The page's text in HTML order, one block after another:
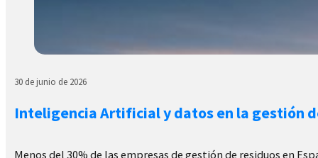
30 de junio de 2026
Inteligencia Artificial y datos en la gestión
Menos del 30% de las empresas de gestión de residuos en